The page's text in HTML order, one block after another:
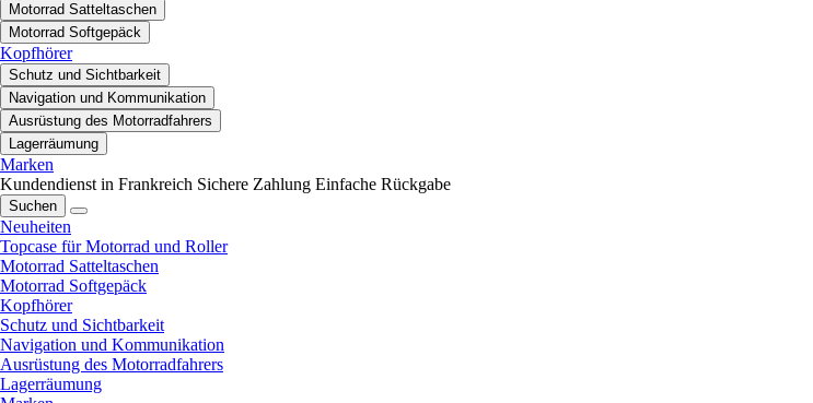
Motorrad Satteltaschen
Motorrad Softgepäck
Kopfhörer
Schutz und Sichtbarkeit
Navigation und Kommunikation
Ausrüstung des Motorradfahrers
Lagerräumung
Marken
Kundendienst in Frankreich Sichere Zahlung Einfache Rückgabe
Suchen
Neuheiten
Topcase für Motorrad und Roller
Motorrad Satteltaschen
Motorrad Softgepäck
Kopfhörer
Schutz und Sichtbarkeit
Navigation und Kommunikation
Ausrüstung des Motorradfahrers
Lagerräumung